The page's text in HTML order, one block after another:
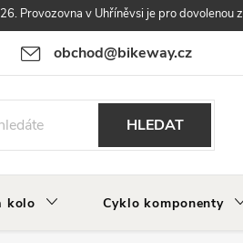
Provozovna v Uhříněvsi je pro dovolenou
obchod@bikeway.cz
osobních údajů Vrácení a reklamace zboží
HLEDAT
kolo Cyklo komponenty